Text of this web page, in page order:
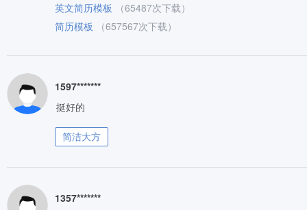
英文简历模板
（65487次下载）
简历模板
（657567次下载）
1597*******
挺好的
简洁大方
1357*******